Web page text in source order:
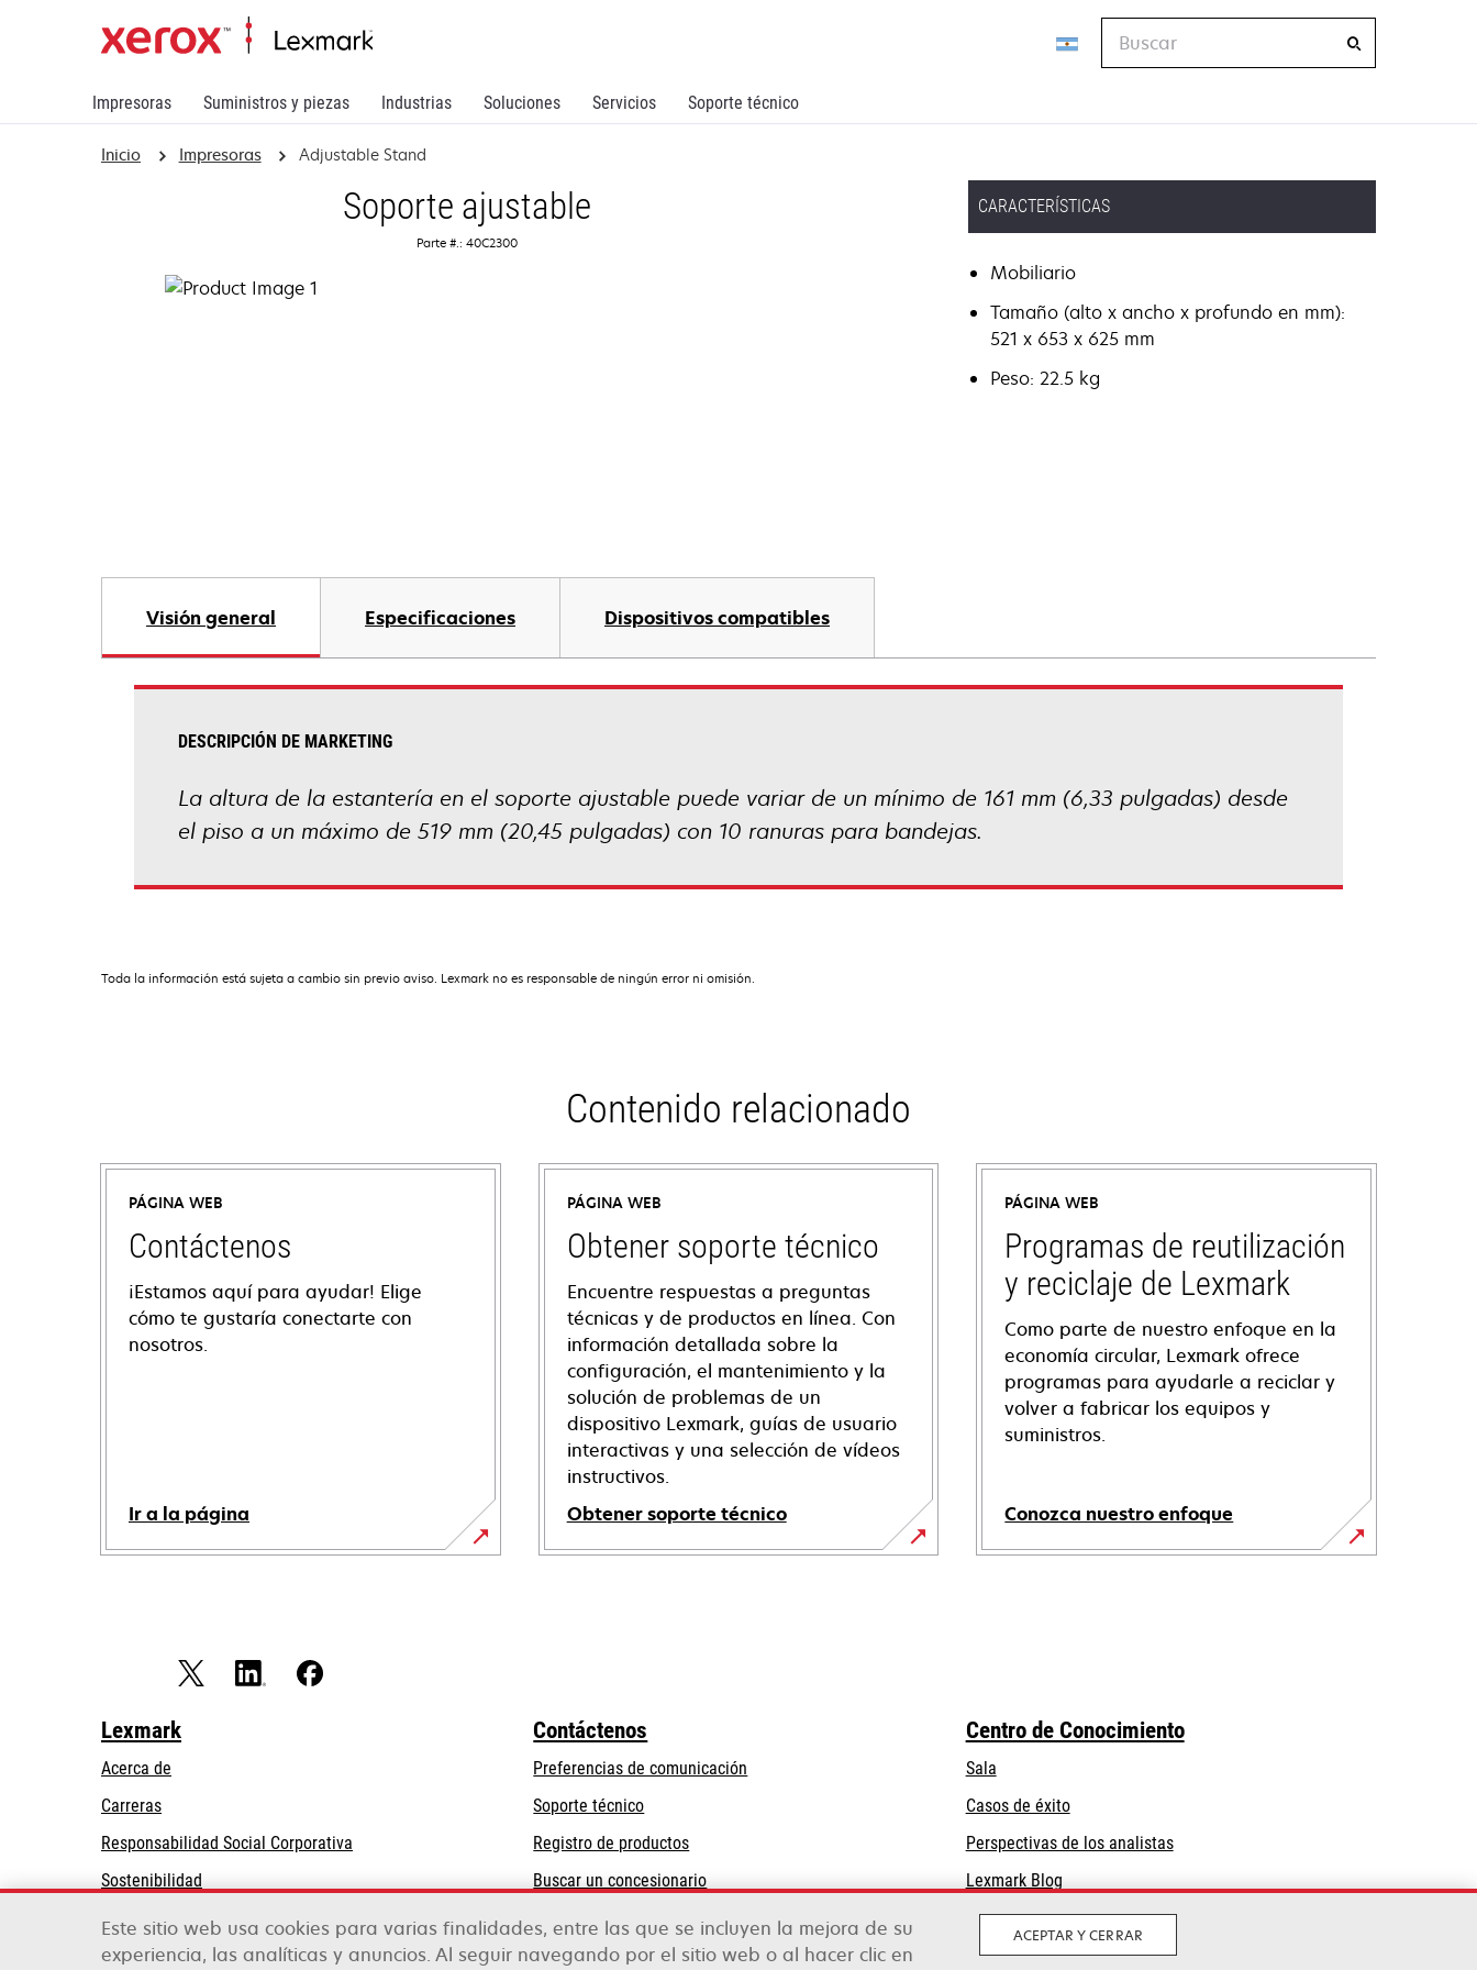
Impresoras Suministros y piezas Industrias Soluciones Servicios Soporte técnico
Inicio Impresoras Adjustable Stand
Soporte ajustable
Parte #.: 40C2300
CARACTERÍSTICAS
Mobiliario
Tamaño (alto x ancho x profundo en mm):
521 x 653 x 625 mm
Peso: 22.5 kg
Visión general Especificaciones Dispositivos compatibles
DESCRIPCIÓN DE MARKETING
La altura de la estantería en el soporte ajustable puede variar de un mínimo de 161 mm (6,33 pulgadas) desde
el piso a un máximo de 519 mm (20,45 pulgadas) con 10 ranuras para bandejas.
Toda la información está sujeta a cambio sin previo aviso. Lexmark no es responsable de ningún error ni omisión.
Contenido relacionado
PÁGINA WEB
Contáctenos
¡Estamos aquí para ayudar! Elige
cómo te gustaría conectarte con
nosotros.
Ir a la página
PÁGINA WEB
Obtener soporte técnico
Encuentre respuestas a preguntas
técnicas y de productos en línea. Con
información detallada sobre la
configuración, el mantenimiento y la
solución de problemas de un
dispositivo Lexmark, guías de usuario
interactivas y una selección de vídeos
instructivos.
Obtener soporte técnico
se
PÁGINA WEB
Programas de reutilización
y reciclaje de Lexmark
Como parte de nuestro enfoque en la
economía circular, Lexmark ofrece
programas para ayudarle a reciclar y
volver a fabricar los equipos y
suministros.
Conozca nuestro enfoque
Lexmark
Acerca de
Carreras
Responsabilidad Social Corporativa
en
una
pestaña
Sostenibilidad
Partners de Lexmark
Contáctenos
Preferencias de comunicación
Soporte técnicose
abre
en
una
nueva
Registro de productos
Buscar un concesionario
Centro de Conocimiento
Sala
Casos de éxito
Perspectivas de los analistas
Lexmark Blog
Este sitio web usa cookies para varias finalidades, entre las que se incluyen la mejora de su
experiencia, las analíticas y anuncios. Al seguir navegando por el sitio web o al hacer clic en
ACEPTAR Y CERRAR